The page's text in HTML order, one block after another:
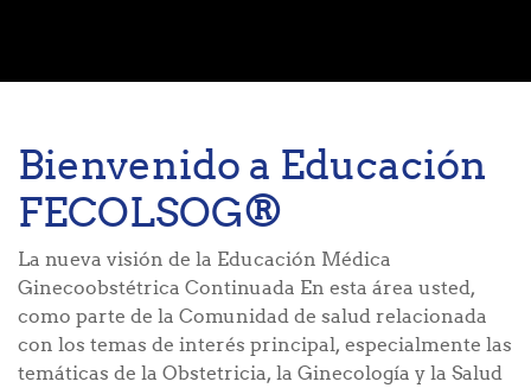
Bienvenido a Educación
FECOLSOG®
La nueva visión de la Educación Médica
Ginecoobstétrica Continuada En esta área usted,
como parte de la Comunidad de salud relacionada
con los temas de interés principal, especialmente las
temáticas de la Obstetricia, la Ginecología y la Salud